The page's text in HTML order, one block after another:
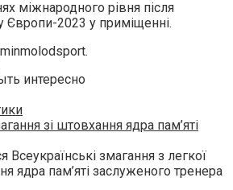
міжнародного рівня після
Європи-2023 у приміщенні.
интересно
зі штовхання ядра пам’яті
змагання з легкої
ядра пам’яті заслуженого тренера